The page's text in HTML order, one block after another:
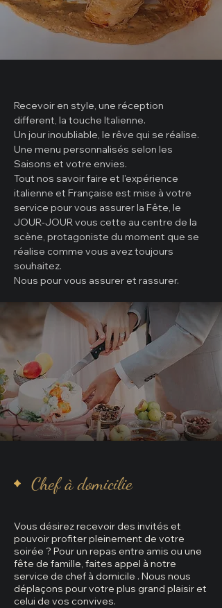
Recevoir en style, une réception
different, la touche Italienne.
Un jour inoubliable, le rêve qui se réalise.
Une menu personnalisés selon les
Saisons et votre envies.
Tout nos savoir faire et l'expérience
italienne et Française est mise à votre
service pour vous assurer la Fête, le
JOUR-JOURvous cette au centre de la
scène, protagoniste du moment que se
réalise comme vous avez toujours
souhaitez.
Nous pour vous assurer et rassurer.
Chef à domicilie
Vous désirez recevoir des invités et
pouvoir profiter pleinement de votre
soirée ? Pour un repas entre amis ou une
fête de famille, faites appel à notre
service de chef à domicile . Nous nous
déplaçons pour votre plus grand plaisir et
celui de vos convives.